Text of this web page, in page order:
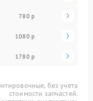
780 р
1080 р
1780 р
без учета
стоимости запчастей.